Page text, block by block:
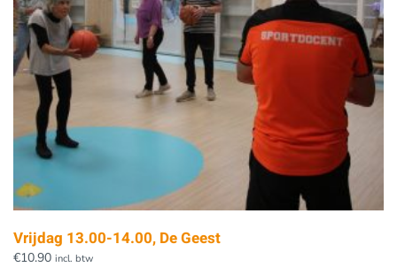
Vrijdag 13.00-14.00, De Geest
€10.90 incl. btw